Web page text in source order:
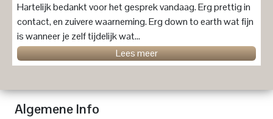
Hartelijk bedankt voor het gesprek vandaag. Erg prettig in
contact, en zuivere waarneming. Erg down to earth wat fijn
is wanneer je zelf tijdelijk wat...
Lees meer
Algemene Info